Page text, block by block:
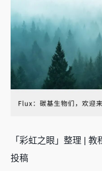
「彩虹之眼」整理 | 教
投稿